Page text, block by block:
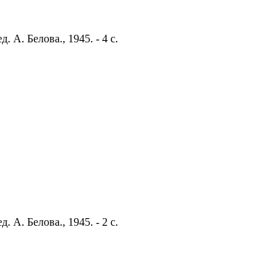
А. Белова., 1945. - 4 с.
А. Белова., 1945. - 2 с.